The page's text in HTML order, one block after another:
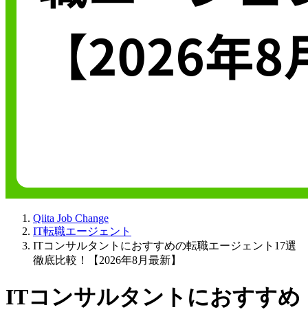
Qiita Job Change
IT転職エージェント
ITコンサルタントにおすすめの転職エージェント17選
徹底比較！【2026年8月最新】
ITコンサルタントにおすすめ